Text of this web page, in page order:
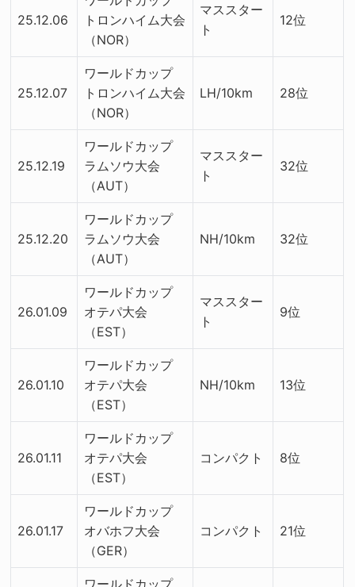
25.12.06
トロンハイム大会
（NOR）
マススター
ト
12位
25.12.07
ワールドカップ
トロンハイム大会
（NOR）
LH/10km 28位
25.12.19
ワールドカップ
ラムソウ大会
（AUT）
マススター
ト
32位
25.12.20
ワールドカップ
ラムソウ大会
（AUT）
NH/10km 32位
26.01.09
ワールドカップ
オテパ大会
（EST）
マススター
ト
9位
26.01.10
ワールドカップ
オテパ大会
（EST）
NH/10km 13位
26.01.11
ワールドカップ
オテパ大会
（EST）
コンパクト 8位
26.01.17
ワールドカップ
オバホフ大会
（GER）
コンパクト 21位
ワールドカップ